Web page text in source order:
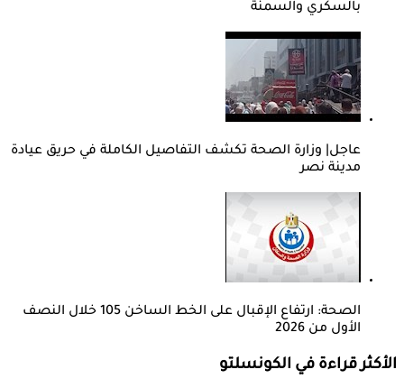
بالسكري والسمنة
عاجل| وزارة الصحة تكشف التفاصيل الكاملة في حريق عيادة
مدينة نصر
الصحة: ارتفاع الإقبال على الخط الساخن 105 خلال النصف
الأول من 2026
الأكثر قراءة في الكونسلتو